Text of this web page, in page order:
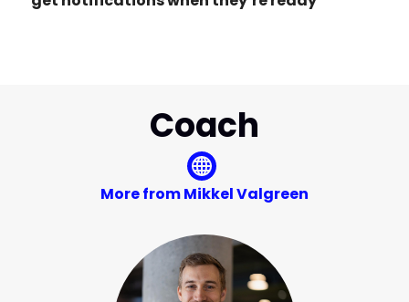
Coach
More from Mikkel Valgreen